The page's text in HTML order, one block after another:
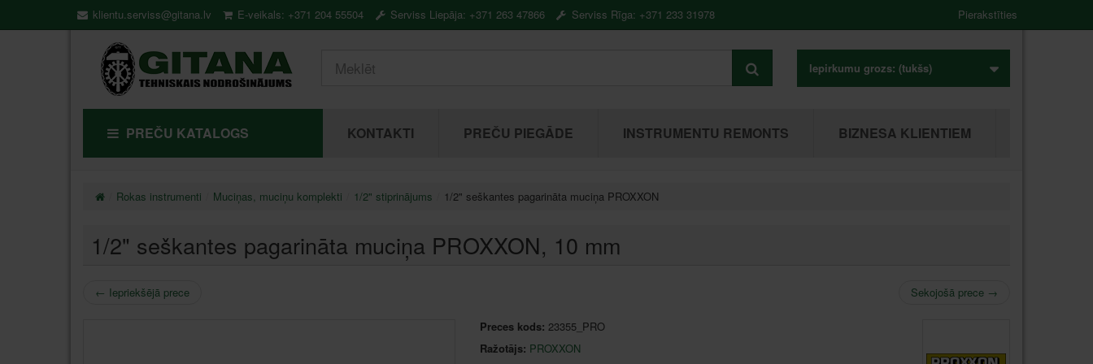
klientu.serviss@gitana.lv E-veikals: +371 204 55504 Serviss Liepāja: +371 263 47866 Serviss Rīga: +371 233 31978 Pierakstīties
Iepirkumu grozs: (tukšs)
PREČU KATALOGS KONTAKTI PREČU PIEGĀDE INSTRUMENTU REMONTS BIZNESA KLIENTIEM
Rokas instrumenti Muciņas, muciņu komplekti 1/2" stiprinājums 1/2" seškantes pagarināta muciņa PROXXON
1/2" seškantes pagarināta muciņa PROXXON, 10 mm
← Iepriekšējā prece Sekojošā prece →
Preces kods: 23355_PRO
Ražotājs: PROXXON